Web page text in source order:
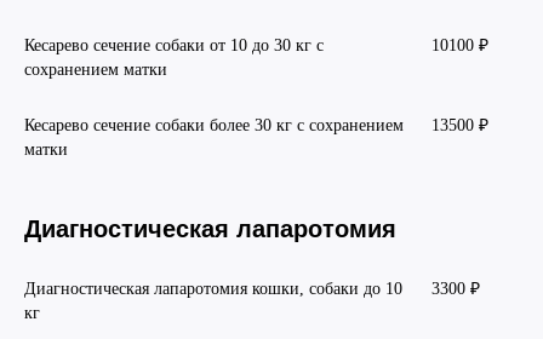
Кесарево сечение собаки от 10 до 30 кг с
сохранением матки
10100 ₽
Кесарево сечение собаки более 30 кг с сохранением
матки
13500 ₽
Диагностическая лапаротомия
Диагностическая лапаротомия кошки, собаки до 10
кг
3300 ₽